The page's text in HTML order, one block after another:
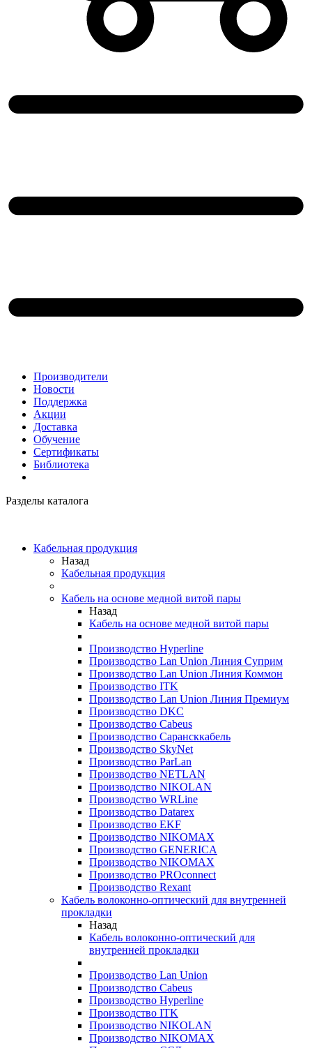
Производители
Новости
Поддержка
Акции
Доставка
Обучение
Сертификаты
Библиотека
Разделы каталога
Кабельная продукция
Назад
Кабельная продукция
Кабель на основе медной витой пары
Назад
Кабель на основе медной витой пары
Производство Hyperline
Производство Lan Union Линия Суприм
Производство Lan Union Линия Коммон
Производство ITK
Производство Lan Union Линия Премиум
Производство DKC
Производство Cabeus
Производство Сарансккабель
Производство SkyNet
Производство ParLan
Производство NETLAN
Производство NIKOLAN
Производство WRLine
Производство Datarex
Производство EKF
Производство NIKOMAX
Производство GENERICA
Производство NIKOMAX
Производство PROconnect
Производство Rexant
Кабель волоконно-оптический для внутренней
прокладки
Назад
Кабель волоконно-оптический для
внутренней прокладки
Производство Lan Union
Производство Cabeus
Производство Hyperline
Производство ITK
Производство NIKOLAN
Производство NIKOMAX